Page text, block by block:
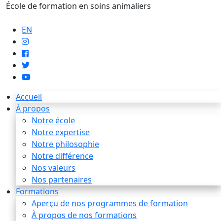
École de formation en soins animaliers
EN
Accueil
À propos
Notre école
Notre expertise
Notre philosophie
Notre différence
Nos valeurs
Nos partenaires
Formations
Aperçu de nos programmes de formation
À propos de nos formations